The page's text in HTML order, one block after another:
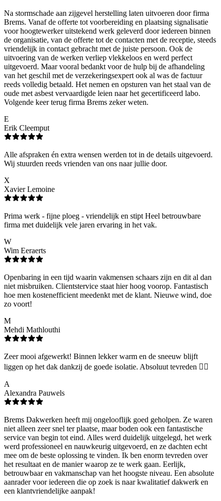
Na stormschade aan zijgevel herstelling laten uitvoeren door firma
Brems. Vanaf de offerte tot voorbereiding en plaatsing signalisatie
voor hoogtewerker uitstekend werk geleverd door iedereen binnen
de organisatie, van de offerte tot de contacten met de receptie, steeds
vriendelijk in contact gebracht met de juiste persoon. Ook de
uitvoering van de werken verliep vlekkeloos en werd perfect
uitgevoerd. Maar vooral bedankt voor de hulp bij de afhandeling
van het geschil met de verzekeringsexpert ook al was de factuur
reeds volledig betaald. Het nemen en opsturen van het staal van de
oude met asbest vervaardigde leien naar het gecertificeerd labo.
Volgende keer terug firma Brems zeker weten.
E
Erik Cleemput
Alle afspraken én extra wensen werden tot in de details uitgevoerd.
Wij stuurden reeds vrienden van ons naar jullie door.
X
Xavier Lemoine
Prima werk - fijne ploeg - vriendelijk en stipt Heel betrouwbare
firma met duidelijk vele jaren ervaring in het vak.
W
Wim Eeraerts
Openbaring in een tijd waarin vakmensen schaars zijn en dit al dan
niet misbruiken. Clientstervice staat hier hoog voorop. Fantastisch
hoe men kostenefficient meedenkt met de klant. Nieuwe wind, doe
zo voort!
M
Mehdi Mathlouthi
Zeer mooi afgewerkt! Binnen lekker warm en de sneeuw blijft
liggen op het dak dankzij de goede isolatie. Absoluut tevreden 👌🏻
A
Alexandra Pauwels
Brems Dakwerken heeft mij ongelooflijk goed geholpen. Ze waren
niet alleen zeer snel ter plaatse, maar boden ook een fantastische
service van begin tot eind. Alles werd duidelijk uitgelegd, het werk
werd professioneel en nauwkeurig uitgevoerd, en ze dachten echt
mee om de beste oplossing te vinden. Ik ben enorm tevreden over
het resultaat en de manier waarop ze te werk gaan. Eerlijk,
betrouwbaar en vakmanschap van het hoogste niveau. Een absolute
aanrader voor iedereen die op zoek is naar kwalitatief dakwerk en
een klantvriendelijke aanpak!